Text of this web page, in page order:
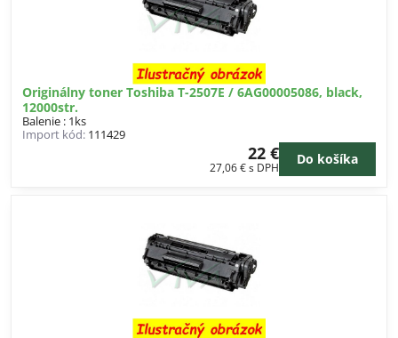
Originálny toner Toshiba T-2507E / 6AG00005086, black,
12000str.
Balenie : 1ks
Import kód: 111429
22 €
27,06 €s DPH
Do košíka